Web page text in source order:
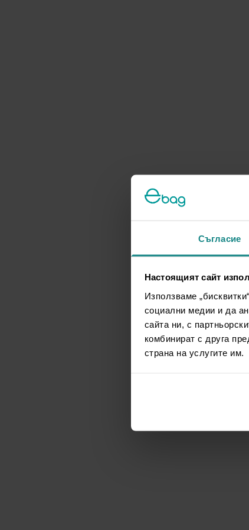
Съгласие
Настоящият сайт
Използваме
социални медии и да
сайта ни, с
комбинират с друга
страна на услугите им.